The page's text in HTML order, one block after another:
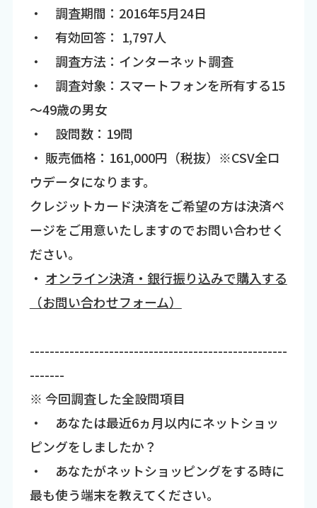
・ 調査期間：2016年5月24日
・ 有効回答： 1,797人
・ 調査方法：インターネット調査
・ 調査対象：スマートフォンを所有する15
～49歳の男女
・ 設問数：19問
・ 販売価格：161,000円（税抜）※CSV全ロ
ウデータになります。
クレジットカード決済をご希望の方は決済ペ
ージをご用意いたしますのでお問い合わせく
ださい。
・ オンライン決済・銀行振り込みで購入する
（お問い合わせフォーム）
----------------------------------------------------
-------
※ 今回調査した全設問項目
・ あなたは最近6ヵ月以内にネットショッ
ピングをしましたか？
・ あなたがネットショッピングをする時に
最も使う端末を教えてください。